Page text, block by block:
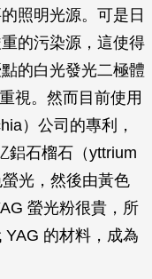
照明光源。可是日
的污染源，這使得
的白光發光二極體
視。然而目前使用
）公司的專利，
鋁石榴石（yttrium
光，然後由黃色
螢光粉很貴，所
的材料，成為